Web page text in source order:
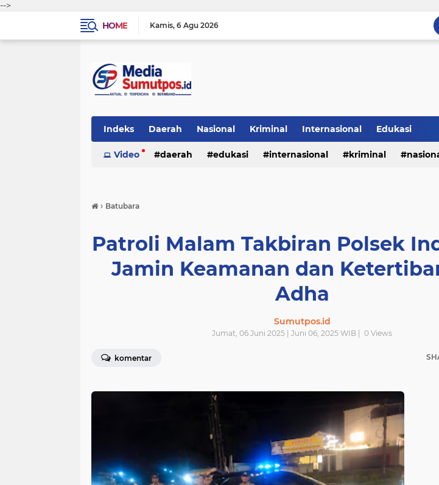
-->
HOME
Kamis 6 Agu 2026
Indeks Daerah Nasional Kriminal Internasional Edukasi
Video daerah edukasi internasional kriminal
› Batubara
Patroli Malam Takbiran Polsek
Jamin Keamanan dan
Adha
Sumutpos.id
Jumat, 06 Juni 2025 | Juni 06, 2025 WIB | 0 Views
komentar